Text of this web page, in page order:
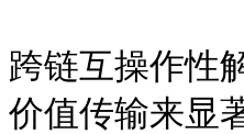
跨链互操作性
价值传输来显